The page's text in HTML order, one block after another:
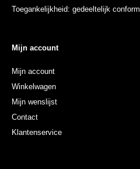
Toegankelijkheid: gedeeltelijk conform
Mijn account
Mijn account
Winkelwagen
Mijn wenslijst
Contact
Klantenservice